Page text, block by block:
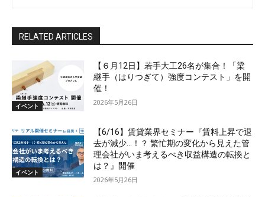
RELATED ARTICLES
イベント
【６月12日】若手大工26名が集合！「梁
継手（はりつぎて）強度コンテスト」を開
催！
2026年5月26日
イベント
【6/16】賃貸業界セミナー『賃料上昇で退
去が減少…！？ 繁忙期の変化から見えた管
理会社がいま考えるべき収益構造の転換と
は？』開催
2026年5月26日